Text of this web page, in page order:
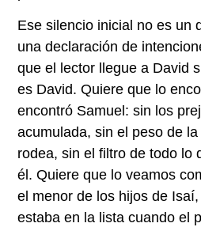
Ese silencio inicial no es un
una declaración de
que el lector llegue a David
es David. Quiere que lo
encontró Samuel: sin los
acumulada, sin el peso de
rodea, sin el filtro de todo lo
él. Quiere que lo veamos
el menor de los hijos de
estaba en la lista cuando el